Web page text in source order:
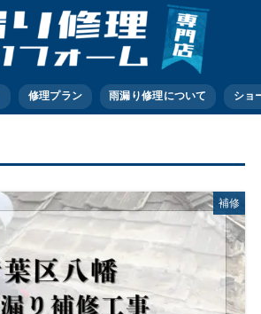
修理プラン 雨漏り修理について ショ
補修